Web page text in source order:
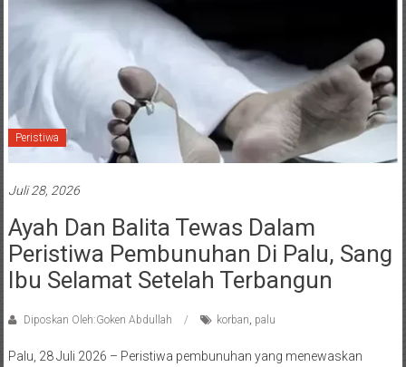
Peristiwa
Juli 28, 2026
Ayah Dan Balita Tewas Dalam
Peristiwa Pembunuhan Di Palu, Sang
Ibu Selamat Setelah Terbangun
Diposkan Oleh:Goken Abdullah korban, palu
Palu, 28 Juli 2026 – Peristiwa pembunuhan yang menewaskan